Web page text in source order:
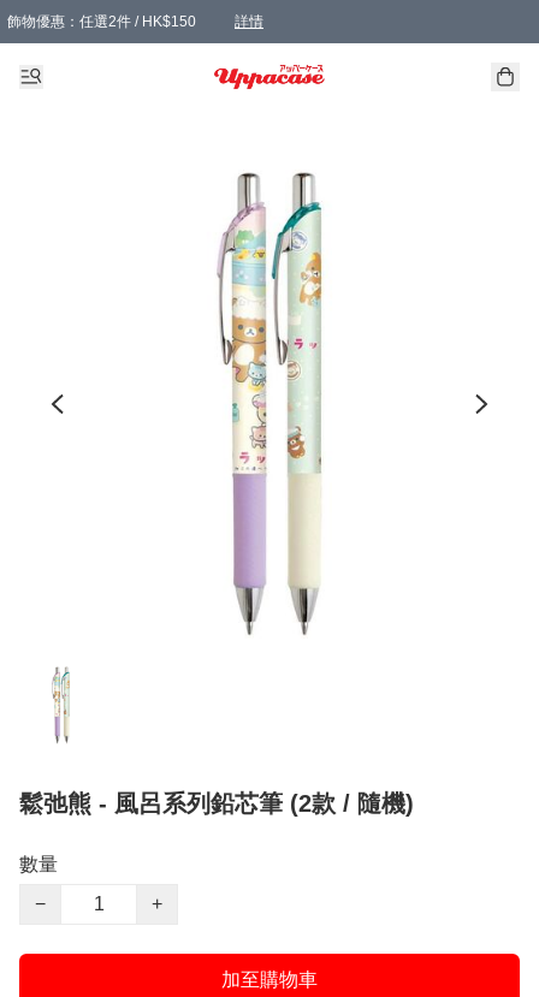
飾物優惠：任選2件 / HK$150 詳情
髮飾優惠：任選2件 / HK$100 詳情
精選襪子優惠：任選3對 / HK$115 詳情
滿額免運：本地訂單滿港幣350元可享免運費優惠
鬆弛熊 - 風呂系列鉛芯筆 (2款 / 隨機)
數量
−
+
加至購物車